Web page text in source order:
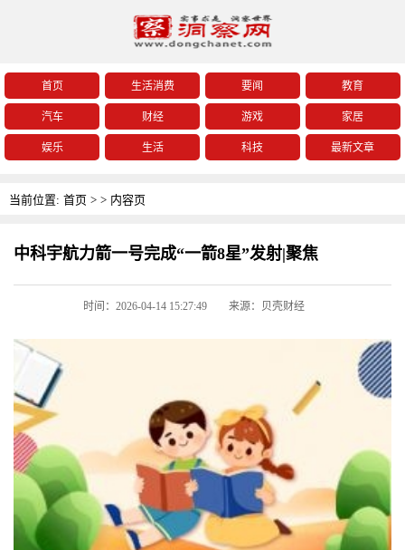
首页 生活消费 要闻 教育
汽车 财经 游戏 家居
娱乐 生活 科技 最新文章
当前位置: 首页 > > 内容页
中科宇航力箭一号完成“一箭8星”发射|聚焦
时间：2026-04-14 15:27:49 来源：贝壳财经